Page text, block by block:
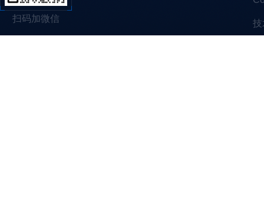
扫码加微信 技